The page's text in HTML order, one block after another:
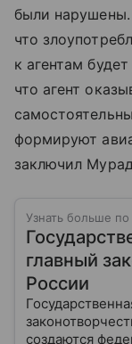
были
что
к агентам
что агент
формируют
заключил
Узнать больше
главный
России
создаются